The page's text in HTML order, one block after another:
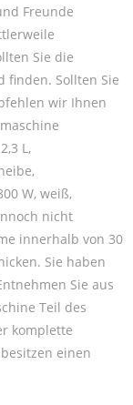
Freunde
Sie die
finden. Sollten Sie
wir Ihnen
L,
W, weiß,
nicht
innerhalb von 30
Sie haben
Sie aus
Teil des
komplette
einen